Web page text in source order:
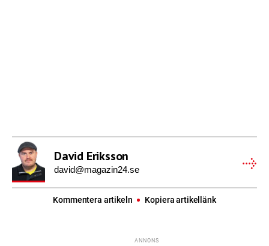
David Eriksson
david@magazin24.se
Kommentera artikeln Kopiera artikellänk